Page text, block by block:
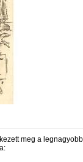
meg a legnagyobb